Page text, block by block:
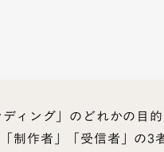
ィング」のどれかの目
制作者」「受信者」の3